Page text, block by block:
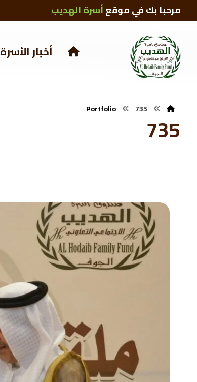
مرحبًا بك في موقعأسرة الهديب
أخبار الأسرة
Portfolio 735
735